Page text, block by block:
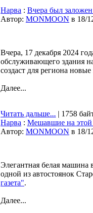
Нарва : Вчера был
Автор: MONMOON в 18/
Вчера, 17 декабря 2024
обслуживающего здания
создаст для региона
Далее...
Читать дальше... | 1758
Нарва : Мешавшие на этой
Автор: MONMOON в 18/
Элегантная белая машина
одной из автостоянок
газета".
Далее...